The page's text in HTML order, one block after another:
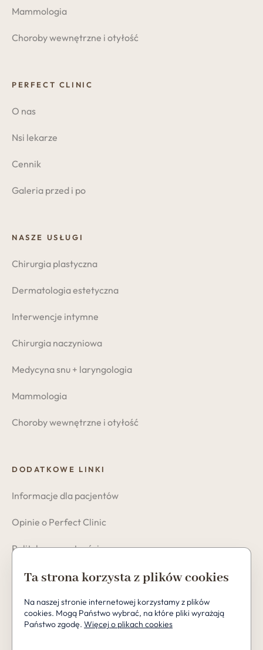
Mammologia
Choroby wewnętrzne i otyłość
PERFECT CLINIC
O nas
Nsi lekarze
Cennik
Galeria przed i po
NASZE USŁUGI
Chirurgia plastyczna
Dermatologia estetyczna
Interwencje intymne
Chirurgia naczyniowa
Medycyna snu + laryngologia
Mammologia
Choroby wewnętrzne i otyłość
DODATKOWE LINKI
Informacje dla pacjentów
Opinie o Perfect Clinic
Polityka prywatności
Cookies
Ta strona korzysta z plików cookies
Na naszej stronie internetowej korzystamy z plików
cookies. Mogą Państwo wybrać, na które pliki wyrażają
Państwo zgodę. Więcej o plikach cookies